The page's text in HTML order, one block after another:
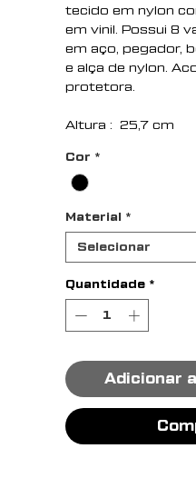
tecido em nylon
em vinil. Possui 8
em aço, pegador,
e alça de nylon.
protetora.
Altura : 25,7 cm
Circunferência :
Medidas
Peso aproximado
Cor *
Material *
Selecionar
Quantidade *
Adicionar